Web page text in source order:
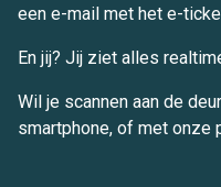
een e-mail met het e-
En jij? Jij ziet alles
Wil je scannen aan de
smartphone, of met onze